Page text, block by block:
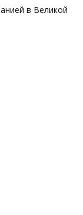
в Великой